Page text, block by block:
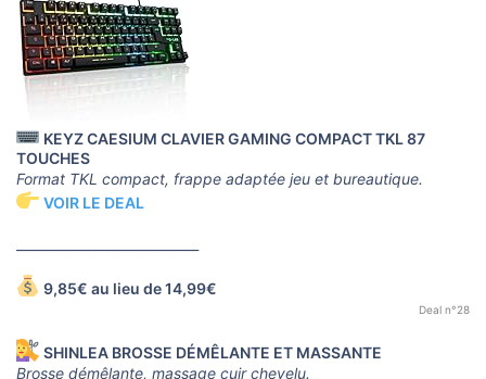
KEYZ CAESIUM CLAVIER GAMING COMPACT TKL 87
TOUCHES
Format TKL compact, frappe adaptée jeu et bureautique.
VOIR LE DEAL
9,85€ au lieu de 14,99€
Deal n°28
SHINLEA BROSSE DÉMÊLANTE ET MASSANTE
Brosse démêlante, massage cuir chevelu.